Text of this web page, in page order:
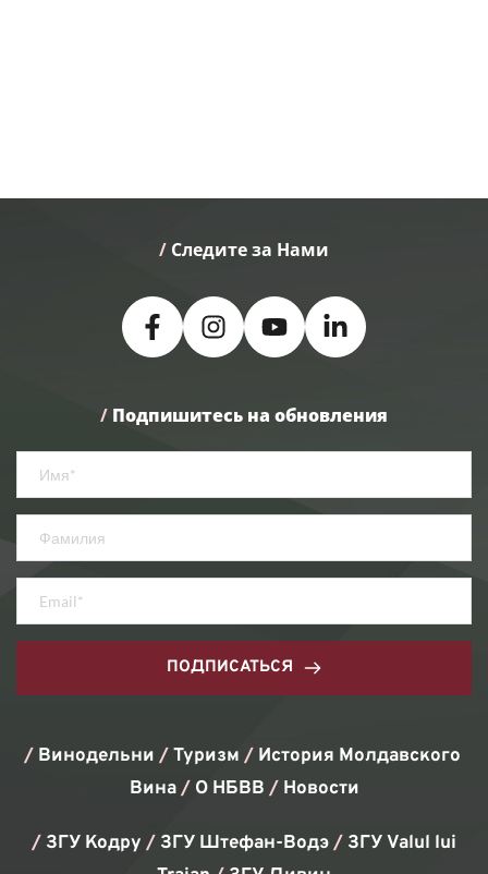
/ Следите за Нами
/ Подпишитесь на обновления
ПОДПИСАТЬСЯ
/ Винодельни / Туризм / История Молдавского
Вина / О НБВВ / Новости
/ ЗГУ Кодру / ЗГУ Штефан-Водэ / ЗГУ Valul lui